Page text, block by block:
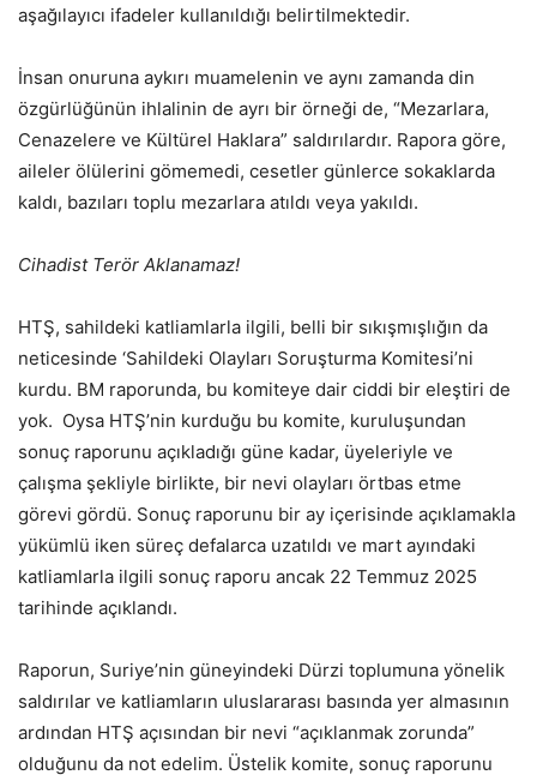
aşağılayıcı ifadeler kullanıldığı belirtilmektedir.
İnsan onuruna aykırı muamelenin ve aynı zamanda din
özgürlüğünün ihlalinin de ayrı bir örneği de, “Mezarlara,
Cenazelere ve Kültürel Haklara” saldırılardır. Rapora göre,
aileler ölülerini gömemedi, cesetler günlerce sokaklarda
kaldı, bazıları toplu mezarlara atıldı veya yakıldı.
Cihadist Terör Aklanamaz!
HTŞ, sahildeki katliamlarla ilgili, belli bir sıkışmışlığın da
neticesinde ‘Sahildeki Olayları Soruşturma Komitesi’ni
kurdu. BM raporunda, bu komiteye dair ciddi bir eleştiri de
yok. Oysa HTŞ’nin kurduğu bu komite, kuruluşundan
sonuç raporunu açıkladığı güne kadar, üyeleriyle ve
çalışma şekliyle birlikte, bir nevi olayları örtbas etme
görevi gördü. Sonuç raporunu bir ay içerisinde açıklamakla
yükümlü iken süreç defalarca uzatıldı ve mart ayındaki
katliamlarla ilgili sonuç raporu ancak 22 Temmuz 2025
tarihinde açıklandı.
Raporun, Suriye’nin güneyindeki Dürzi toplumuna yönelik
saldırılar ve katliamların uluslararası basında yer almasının
ardından HTŞ açısından bir nevi “açıklanmak zorunda”
olduğunu da not edelim. Üstelik komite, sonuç raporunu